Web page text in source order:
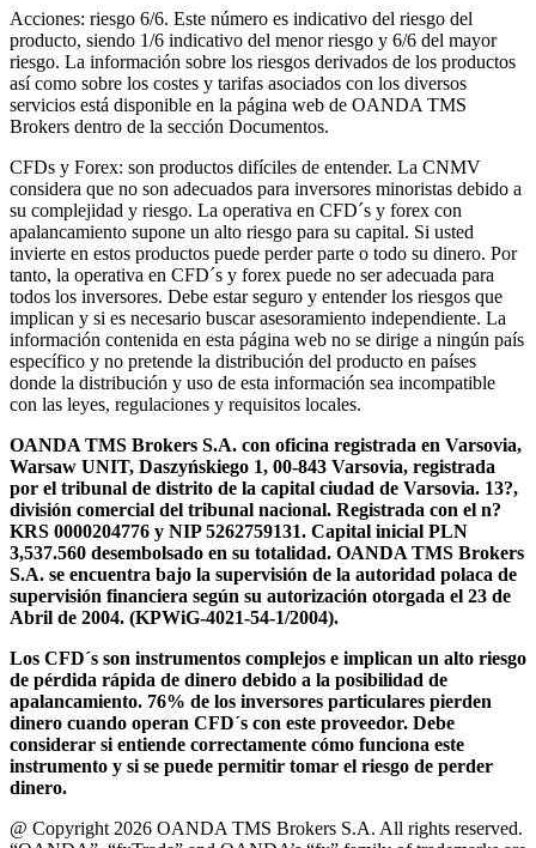
Acciones: riesgo 6/6. Este número es indicativo del riesgo del
producto, siendo 1/6 indicativo del menor riesgo y 6/6 del mayor
riesgo. La información sobre los riesgos derivados de los productos
así como sobre los costes y tarifas asociados con los diversos
servicios está disponible en la página web de OANDA TMS
Brokers dentro de la sección Documentos.
CFDs y Forex: son productos difíciles de entender. La CNMV
considera que no son adecuados para inversores minoristas debido a
su complejidad y riesgo. La operativa en CFD´s y forex con
apalancamiento supone un alto riesgo para su capital. Si usted
invierte en estos productos puede perder parte o todo su dinero. Por
tanto, la operativa en CFD´s y forex puede no ser adecuada para
todos los inversores. Debe estar seguro y entender los riesgos que
implican y si es necesario buscar asesoramiento independiente. La
información contenida en esta página web no se dirige a ningún país
específico y no pretende la distribución del producto en países
donde la distribución y uso de esta información sea incompatible
con las leyes, regulaciones y requisitos locales.
OANDA TMS Brokers S.A. con oficina registrada en Varsovia,
Warsaw UNIT, Daszyńskiego 1, 00-843 Varsovia, registrada
por el tribunal de distrito de la capital ciudad de Varsovia. 13?,
división comercial del tribunal nacional. Registrada con el n?
KRS 0000204776 y NIP 5262759131. Capital inicial PLN
3,537.560 desembolsado en su totalidad. OANDA TMS Brokers
S.A. se encuentra bajo la supervisión de la autoridad polaca de
supervisión financiera según su autorización otorgada el 23 de
Abril de 2004. (KPWiG-4021-54-1/2004).
Los CFD´s son instrumentos complejos e implican un alto riesgo
de pérdida rápida de dinero debido a la posibilidad de
apalancamiento. 76% de los inversores particulares pierden
dinero cuando operan CFD´s con este proveedor. Debe
considerar si entiende correctamente cómo funciona este
instrumento y si se puede permitir tomar el riesgo de perder
dinero.
@ Copyright 2026 OANDA TMS Brokers S.A. All rights reserved.